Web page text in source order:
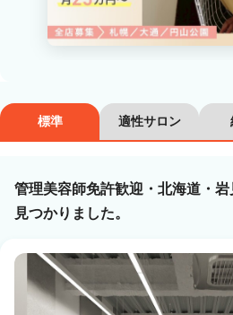
ネイリスト
雇用形態
業務委託・フリーランス
標準 適性サロン
管理美容師免許歓迎・北海道・
見つかりました。